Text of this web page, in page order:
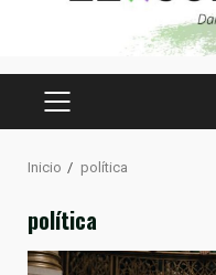
MENÚ
Inicio política
política